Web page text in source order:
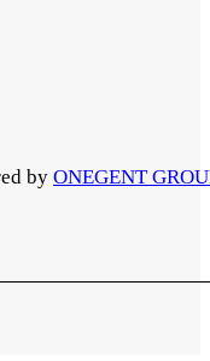
by ONEGENT